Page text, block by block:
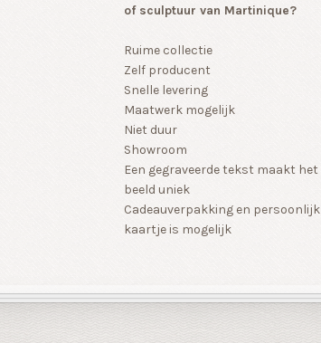
of sculptuur van Martinique?
Ruime collectie
Zelf producent
Snelle levering
Maatwerk mogelijk
Niet duur
Showroom
Een gegraveerde tekst maakt het
beeld uniek
Cadeauverpakking en persoonlijk
kaartje is mogelijk